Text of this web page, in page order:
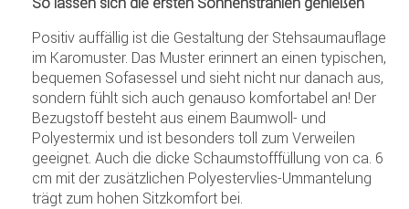
Positiv auffällig ist die Gestaltung der Stehsaumauflage
im Karomuster. Das Muster erinnert an einen typischen,
bequemen Sofasessel und sieht nicht nur danach aus,
sondern fühlt sich auch genauso komfortabel an! Der
Bezugstoff besteht aus einem Baumwoll- und
Polyestermix und ist besonders toll zum Verweilen
geeignet. Auch die dicke Schaumstofffüllung von ca. 6
cm mit der zusätzlichen Polyestervlies-Ummantelung
trägt zum hohen Sitzkomfort bei.